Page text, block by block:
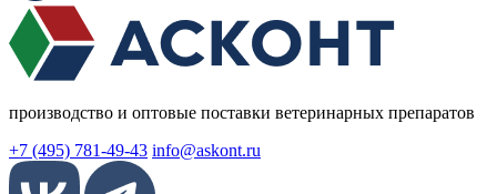
производство и оптовые поставки ветеринарных препаратов
+7 (495) 781-49-43 info@askont.ru